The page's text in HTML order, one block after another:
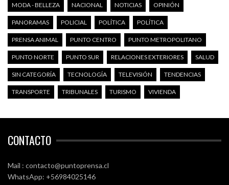
MODA - BELLEZA NACIONAL NOTICIAS OPINIÓN
PANORAMAS POLICIAL POLÍTICA POLÍTICA
PRENSA ANIMAL PUNTO CENTRO PUNTO METROPOLITANO
PUNTO NORTE PUNTO SUR RELACIONES EXTERIORES SALUD
SIN CATEGORÍA TECNOLOGÍA TELEVISIÓN TENDENCIAS
TRANSPORTE TRIBUNALES TURISMO VIVIENDA
CONTACTO
Mail : contacto@puntoprensa.cl
WhatsApp: +56984025146